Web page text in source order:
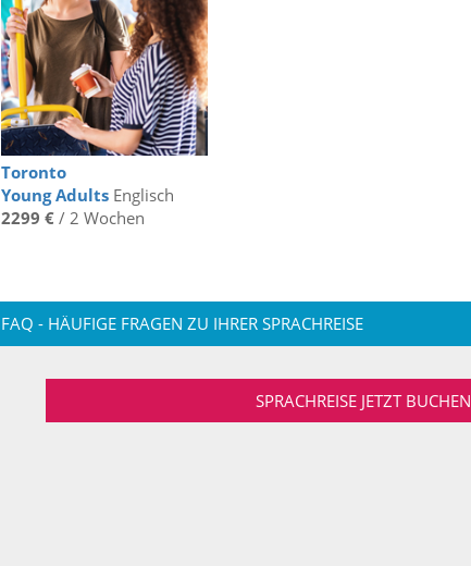
Toronto
Young AdultsEnglisch
2299 €/ 2 Wochen
FAQ - HÄUFIGE FRAGEN ZU IHRER SPRACHREISE
SPRACHREISE JETZT BUCHEN